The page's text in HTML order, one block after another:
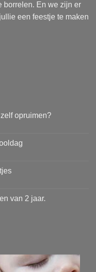
borrelen. En we zijn er
een feestje te maken
opruimen?
van 2 jaar.